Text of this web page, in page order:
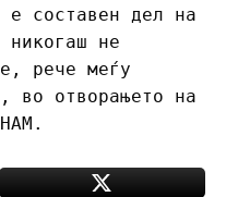
е составен дел на
никогаш не
рече меѓу
во отворањето на